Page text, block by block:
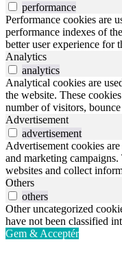
performance
Performance cookies are
performance indexes of
better user experience for
Analytics
analytics
Analytical cookies are
the website. These
number of visitors,
Advertisement
advertisement
Advertisement cookies
and marketing
websites and collect
Others
others
Other uncategorized
have not been classified
Gem & Acceptér